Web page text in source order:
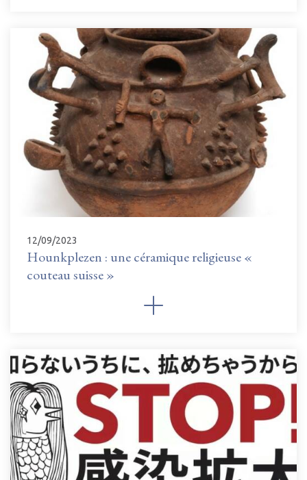
12/09/2023
Hounkplezen : une céramique religieuse «
couteau suisse »